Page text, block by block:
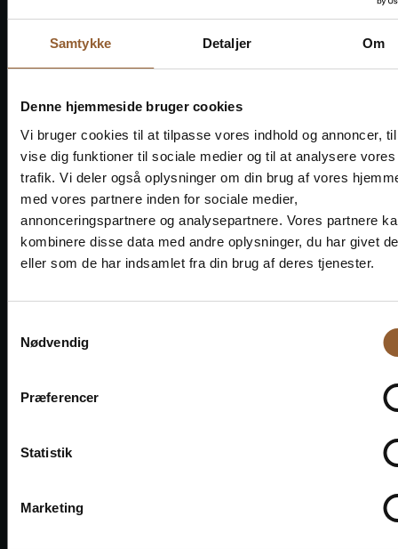
Samtykke Detaljer Om
Denne hjemmeside bruger cookies
Vi bruger cookies til at tilpasse vores indhold og annoncer,
vise dig funktioner til sociale medier og til at analysere vores
trafik. Vi deler også oplysninger om din brug af vores
med vores partnere inden for sociale medier,
annonceringspartnere og analysepartnere. Vores partnere
kombinere disse data med andre oplysninger, du har givet
eller som de har indsamlet fra din brug af deres tjenester.
Nødvendig
Præferencer
Statistik
Marketing
Sparen Sie Geld - kaufen
Sie eine Treuekarte
Platin
699 DKK
Naturkraft Dark und Lokes Aften